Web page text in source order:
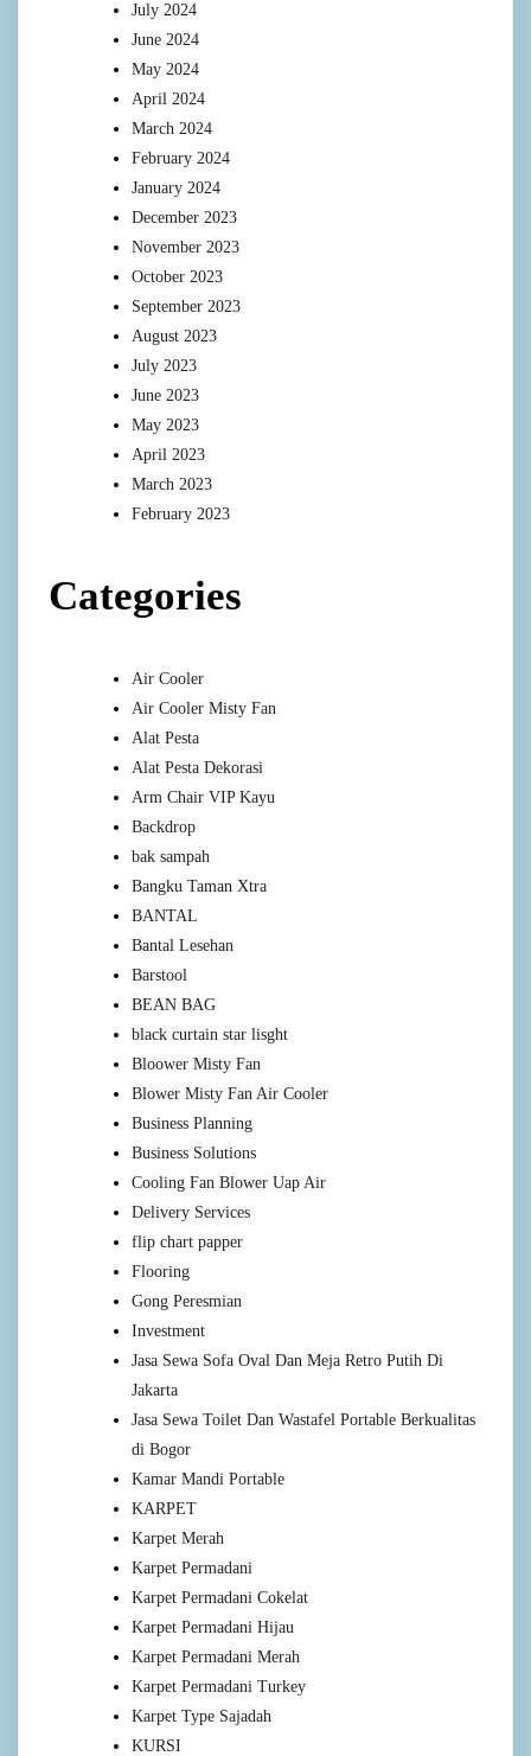
July 2024
June 2024
May 2024
April 2024
March 2024
February 2024
January 2024
December 2023
November 2023
October 2023
September 2023
August 2023
July 2023
June 2023
May 2023
April 2023
March 2023
February 2023
Categories
Air Cooler
Air Cooler Misty Fan
Alat Pesta
Alat Pesta Dekorasi
Arm Chair VIP Kayu
Backdrop
bak sampah
Bangku Taman Xtra
BANTAL
Bantal Lesehan
Barstool
BEAN BAG
black curtain star lisght
Bloower Misty Fan
Blower Misty Fan Air Cooler
Business Planning
Business Solutions
Cooling Fan Blower Uap Air
Delivery Services
flip chart papper
Flooring
Gong Peresmian
Investment
Jasa Sewa Sofa Oval Dan Meja Retro Putih Di
Jakarta
Jasa Sewa Toilet Dan Wastafel Portable Berkualitas
di Bogor
Kamar Mandi Portable
KARPET
Karpet Merah
Karpet Permadani
Karpet Permadani Cokelat
Karpet Permadani Hijau
Karpet Permadani Merah
Karpet Permadani Turkey
Karpet Type Sajadah
KURSI